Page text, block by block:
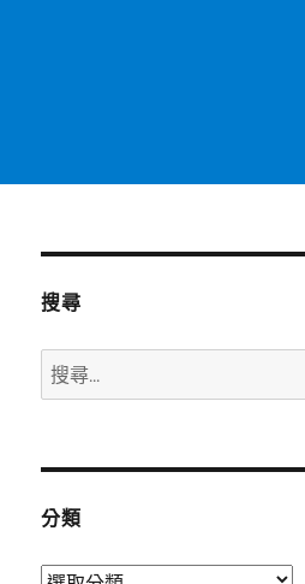
搜尋
搜
尋
鍵
分類